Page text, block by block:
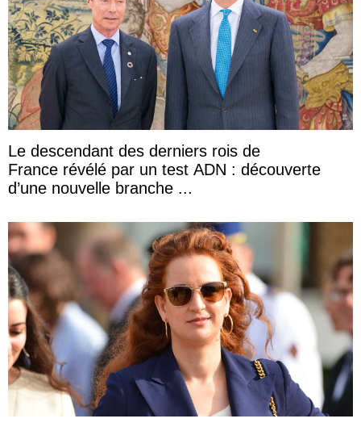
Le descendant des derniers rois de
France révélé par un test ADN : découverte
d’une nouvelle branche ...